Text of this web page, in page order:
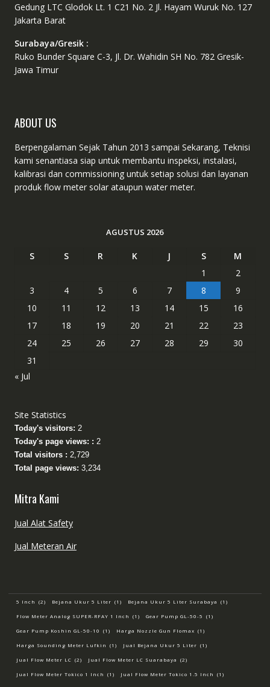
Gedung LTC Glodok Lt. 1 C21 No. 2 Jl. Hayam Wuruk No. 127
Jakarta Barat
Surabaya/Gresik :
Ruko Bunder Square C-3, Jl. Dr. Wahidin SH No. 782 Gresik-
Jawa Timur
ABOUT US
Berpengalaman Sejak Tahun 2013 sampai Sekarang, Teknisi
kami senantiasa siap untuk membantu inspeksi, instalasi,
kalibrasi dan commissioning untuk setiap solusi dan layanan
produk flow meter solar ataupun water meter.
AGUSTUS 2026
S S R K J S
M
1
2
3
4 5 6 7 8
9
10
11 12 13 14 15
16
17
18 19 20 21 22
23
24
25 26 27 28 29
30
31
« Jul
Site Statistics
Today's visitors: 2
Today's page views: : 2
Total visitors : 2,729
Total page views: 3,234
Mitra Kami
Jual Alat Safety
Jual Meteran Air
5 Inch (2) Bejana Ukur 5 Liter (1) Bejana Ukur 5 Liter Surabaya (1)
Flow Meter Analog SUPER-RFAY 1 Inch (1) Gear Pump GL-50-5 (1)
Gear Pump Koshin GL-50-10 (1) Harga Nozzle Gun Flomax (1)
Harga Sounding Meter Lufkin (1) Jual Bejana Ukur 5 Liter (1)
Jual Flow Meter LC (2) Jual Flow Meter LC Suarabaya (2)
Jual Flow Meter Tokico 1 Inch (1) Jual Flow Meter Tokico 1.5 Inch (1)